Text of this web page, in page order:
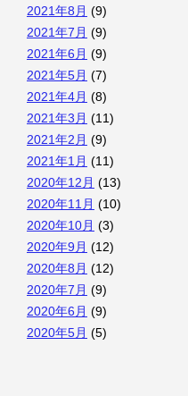
2021年8月 (9)
2021年7月 (9)
2021年6月 (9)
2021年5月 (7)
2021年4月 (8)
2021年3月 (11)
2021年2月 (9)
2021年1月 (11)
2020年12月 (13)
2020年11月 (10)
2020年10月 (3)
2020年9月 (12)
2020年8月 (12)
2020年7月 (9)
2020年6月 (9)
2020年5月 (5)